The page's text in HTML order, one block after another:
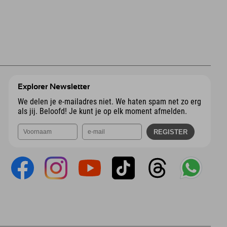
Explorer Newsletter
We delen je e-mailadres niet. We haten spam net zo erg
als jij. Beloofd! Je kunt je op elk moment afmelden.